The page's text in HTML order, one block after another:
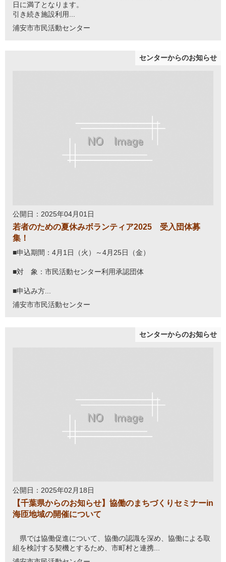
日に満了となります。
引き続き施設利用...
浦安市市民活動センター
センターからのお知らせ
公開日：2025年04月01日
若者のための夏休みボランティア2025 受入団体募
集！
■申込期間：4月1日（火）～4月25日（金）
■対 象：市民活動センター利用承認団体
■申込み方...
浦安市市民活動センター
センターからのお知らせ
公開日：2025年02月18日
【千葉県からのお知らせ】協働のまちづくりセミナーin
海匝地域の開催について
県では協働促進について、協働の認識を深め、協働による取
組を検討する契機とするため、市町村と連携...